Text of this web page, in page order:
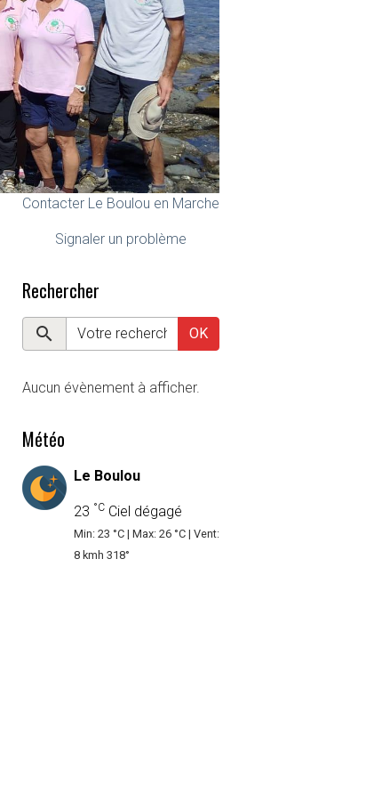
Contacter Le Boulou en Marche
Signaler un problème
Rechercher
OK
Aucun évènement à afficher.
Météo
Le Boulou
23 °C Ciel dégagé
Min: 23 °C | Max: 26 °C | Vent:
8 kmh 318°